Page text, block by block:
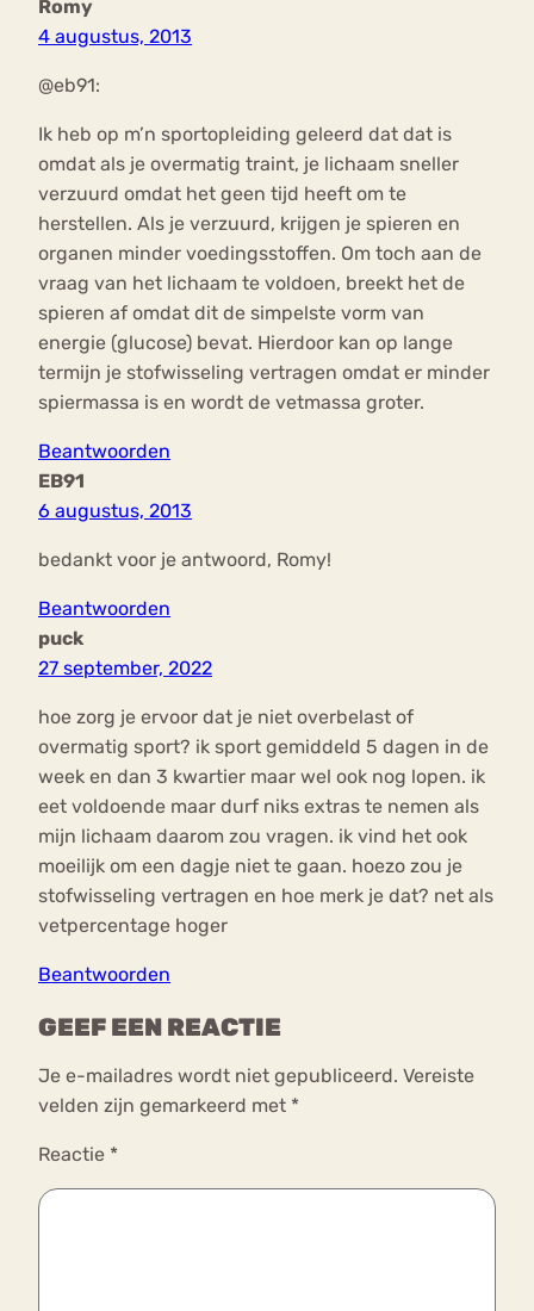
Romy
4 augustus, 2013
@eb91:
Ik heb op m’n sportopleiding geleerd dat dat is
omdat als je overmatig traint, je lichaam sneller
verzuurd omdat het geen tijd heeft om te
herstellen. Als je verzuurd, krijgen je spieren en
organen minder voedingsstoffen. Om toch aan de
vraag van het lichaam te voldoen, breekt het de
spieren af omdat dit de simpelste vorm van
energie (glucose) bevat. Hierdoor kan op lange
termijn je stofwisseling vertragen omdat er minder
spiermassa is en wordt de vetmassa groter.
Beantwoorden
EB91
6 augustus, 2013
bedankt voor je antwoord, Romy!
Beantwoorden
puck
27 september, 2022
hoe zorg je ervoor dat je niet overbelast of
overmatig sport? ik sport gemiddeld 5 dagen in de
week en dan 3 kwartier maar wel ook nog lopen. ik
eet voldoende maar durf niks extras te nemen als
mijn lichaam daarom zou vragen. ik vind het ook
moeilijk om een dagje niet te gaan. hoezo zou je
stofwisseling vertragen en hoe merk je dat? net als
vetpercentage hoger
Beantwoorden
GEEF EEN REACTIE
Je e-mailadres wordt niet gepubliceerd. Vereiste
velden zijn gemarkeerd met *
Reactie *